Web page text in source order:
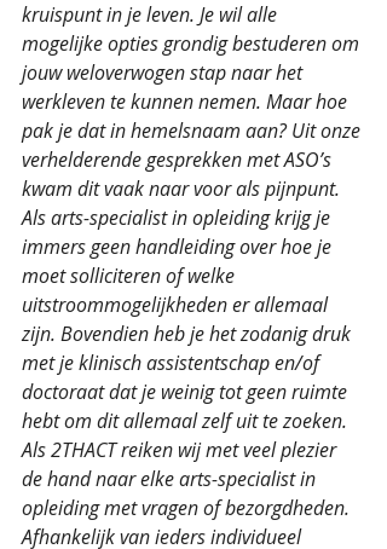
kruispunt in je leven. Je wil alle
mogelijke opties grondig bestuderen om
jouw weloverwogen stap naar het
werkleven te kunnen nemen. Maar hoe
pak je dat in hemelsnaam aan? Uit onze
verhelderende gesprekken met ASO’s
kwam dit vaak naar voor als pijnpunt.
Als arts-specialist in opleiding krijg je
immers geen handleiding over hoe je
moet solliciteren of welke
uitstroommogelijkheden er allemaal
zijn. Bovendien heb je het zodanig druk
met je klinisch assistentschap en/of
doctoraat dat je weinig tot geen ruimte
hebt om dit allemaal zelf uit te zoeken.
Als 2THACT reiken wij met veel plezier
de hand naar elke arts-specialist in
opleiding met vragen of bezorgdheden.
Afhankelijk van ieders individueel